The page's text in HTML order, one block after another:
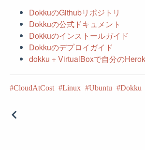
DokkuのGithubリポジトリ
Dokkuの公式ドキュメント
Dokkuのインストールガイド
Dokkuのデプロイガイド
dokku + VirtualBoxで自分の
CloudAtCost Linux Ubuntu Dokku